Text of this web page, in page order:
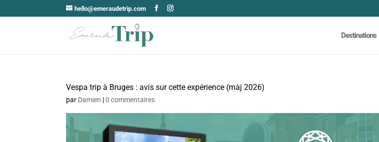
hello@emeraudetrip.com
Destinations
Vespa trip à Bruges : avis sur cette expérience (màj 2026)
par Damien |0 commentaires